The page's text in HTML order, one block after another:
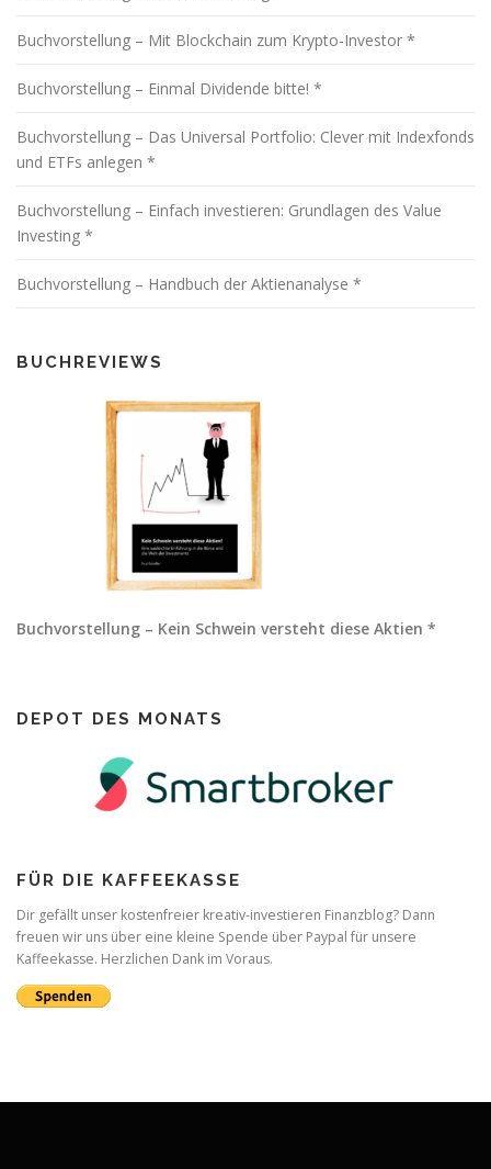
Buchvorstellung – Mit Blockchain zum Krypto-Investor *
Buchvorstellung – Einmal Dividende bitte! *
Buchvorstellung – Das Universal Portfolio: Clever mit Indexfonds
und ETFs anlegen *
Buchvorstellung – Einfach investieren: Grundlagen des Value
Investing *
Buchvorstellung – Handbuch der Aktienanalyse *
BUCHREVIEWS
Buchvorstellung – Kein Schwein versteht diese Aktien *
DEPOT DES MONATS
FÜR DIE KAFFEEKASSE
Dir gefällt unser kostenfreier kreativ-investieren Finanzblog? Dann
freuen wir uns über eine kleine Spende über Paypal für unsere
Kaffeekasse. Herzlichen Dank im Voraus.